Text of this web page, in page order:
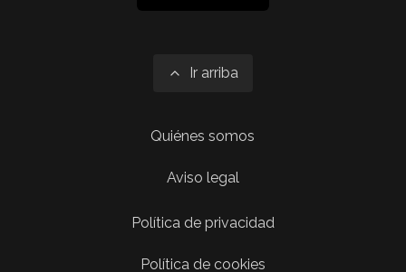
Ir arriba
Quiénes somos
Aviso legal
Política de privacidad
Política de cookies